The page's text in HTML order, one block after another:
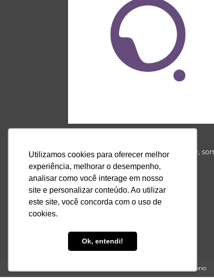
Utilizamos cookies para oferecer melhor
experiência, melhorar o desempenho,
analisar como você interage em nosso
site e personalizar conteúdo. Ao utilizar
este site, você concorda com o uso de
cookies.
Ok, entendi!
autoconhecimento e a espiritualidade,
referência, somos iQuilibrio.
Contato:contato@iquilibrio.com.br
para te ajudar! iQuilibrio